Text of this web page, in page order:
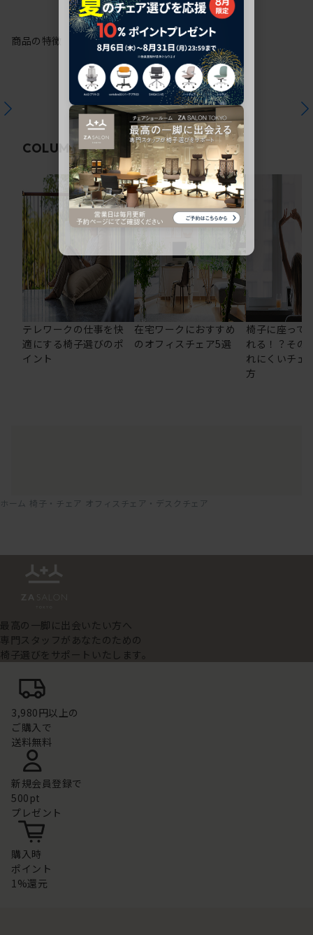
商品の特徴
COLUMN関連コラム
テレワークの仕事を快
適にする椅子選びのポ
イント
在宅ワークにおすすめ
のオフィスチェア5選
椅子に座って
れる！？その
れにくいチェ
方
ホーム 椅子・チェア オフィスチェア・デスクチェア
最高の一脚に出会いたい方へ
専門スタッフがあなたのための
椅子選びをサポートいたします。
3,980円以上の
ご購入で
送料無料
新規会員登録で
500pt
プレゼント
購入時
ポイント
1%還元